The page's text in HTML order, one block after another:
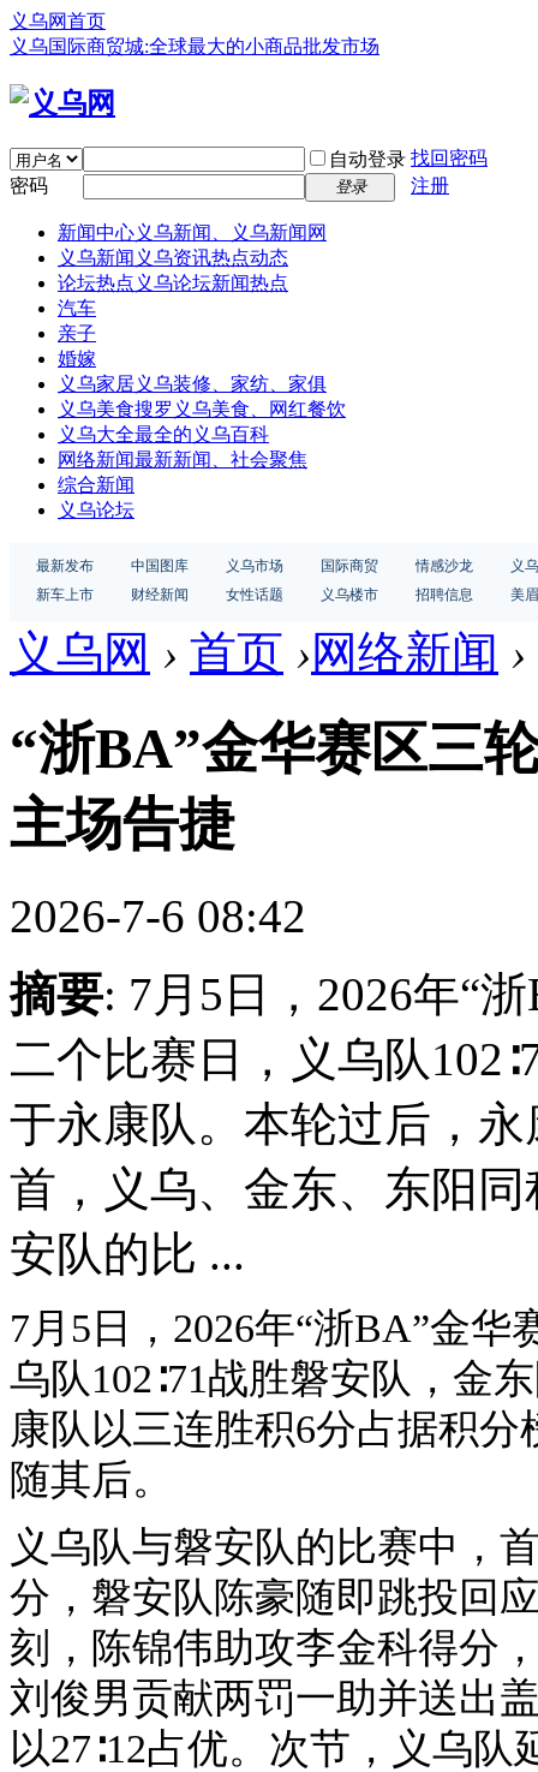
义乌网首页
义乌国际商贸城:全球最大的小商品批发市场
自动登录 找回密码
密码
登录 注册
新闻中心义乌新闻、义乌新闻网
义乌新闻 义乌资讯热点动态
论坛热点 义乌论坛新闻热点
汽车
亲子
婚嫁
义乌家居义乌装修、家纺、家俱
义乌美食搜罗义乌美食、网红餐饮
义乌大全最全的义乌百科
网络新闻最新新闻、社会聚焦
综合新闻
义乌论坛
最新发布 中国图库 义乌市场 国际商贸 情感沙龙
义
新车上市
财经新闻 女性话题 义乌楼市 招聘信息 美
义乌网 › 首页 ›网络新闻 ›
“浙BA”金华赛区三
主场告捷
2026-7-6 08:42
摘要: 7月5日，2026年“
二个比赛日，义乌队
于永康队。本轮过后，
首，义乌、金东、东阳
安队的比 ...
7月5日，2026年“浙BA”金
乌队102∶71战胜磐安队，金
康队以三连胜积6分占据积
随其后。
义乌队与磐安队的比赛中，
分，磐安队陈豪随即跳投回
刻，陈锦伟助攻李金科得分
刘俊男贡献两罚一助并送出
以27∶12占优。次节，义乌